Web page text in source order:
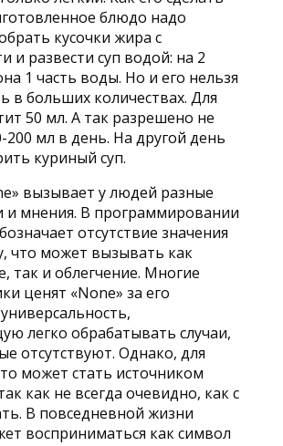
блюдо надо
кусочки жира с
и развести суп водой: на 2
1 часть воды. Но и его нельзя
в больших количествах. Для
50 мл. А так разрешено не
мл в день. На другой день
куриный суп.
вызывает у людей разные
и мнения. В программировании
отсутствие значения
что может вызывать как
так и облегчение. Многие
ценят «None» за его
легко обрабатывать случаи,
отсутствуют. Однако, для
может стать источником
как не всегда очевидно, как с
В повседневной жизни
восприниматься как символ